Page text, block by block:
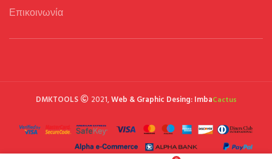
Επικοινωνία
DMKTOOLS 2021,Web & Graphic Desing: ImbaCactus